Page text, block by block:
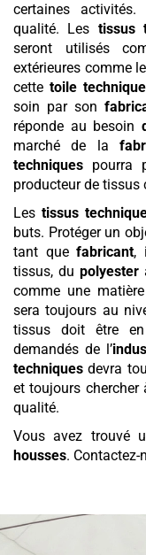
certaines
qualité. Les tissus
seront utilisés
extérieures comme
cette toile technique
soin par son
réponde au besoin
marché de la
techniques pourra
producteur de tissus
Les tissus
buts. Protéger un
tant quefabricant,
tissus, du polyester
comme une
sera toujours au
tissus doit être
demandés de l’
techniques devra
et toujours chercher
qualité.
Vous avez trouvé
housses.